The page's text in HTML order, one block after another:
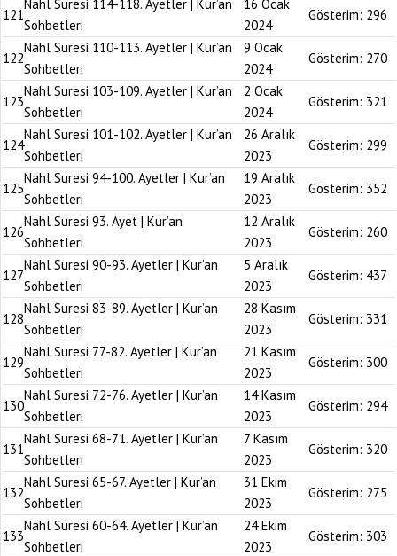
121
Nahl Suresi 114-118. Ayetler | Kur’an
Sohbetleri
16 Ocak
2024
Gösterim: 296
122
Nahl Suresi 110-113. Ayetler | Kur’an
Sohbetleri
9 Ocak
2024
Gösterim: 270
123
Nahl Suresi 103-109. Ayetler | Kur’an
Sohbetleri
2 Ocak
2024
Gösterim: 321
124
Nahl Suresi 101-102. Ayetler | Kur’an
Sohbetleri
26 Aralık
2023
Gösterim: 299
125
Nahl Suresi 94-100. Ayetler | Kur’an
Sohbetleri
19 Aralık
2023
Gösterim: 352
126
Nahl Suresi 93. Ayet | Kur’an
Sohbetleri
12 Aralık
2023
Gösterim: 260
127
Nahl Suresi 90-93. Ayetler | Kur’an
Sohbetleri
5 Aralık
2023
Gösterim: 437
128
Nahl Suresi 83-89. Ayetler | Kur’an
Sohbetleri
28 Kasım
2023
Gösterim: 331
129
Nahl Suresi 77-82. Ayetler | Kur’an
Sohbetleri
21 Kasım
2023
Gösterim: 300
130
Nahl Suresi 72-76. Ayetler | Kur’an
Sohbetleri
14 Kasım
2023
Gösterim: 294
131
Nahl Suresi 68-71. Ayetler | Kur’an
Sohbetleri
7 Kasım
2023
Gösterim: 320
132
Nahl Suresi 65-67. Ayetler | Kur’an
Sohbetleri
31 Ekim
2023
Gösterim: 275
133
Nahl Suresi 60-64. Ayetler | Kur’an
Sohbetleri
24 Ekim
2023
Gösterim: 303